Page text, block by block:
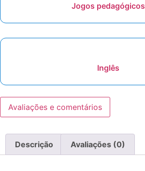
Jogos pedagógicos
Inglês
Avaliações e comentários
Descrição Avaliações (0)